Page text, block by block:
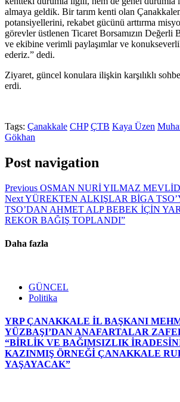
almaya geldik. Bir tarım kenti olan
potansiyellerini, rekabet gücünü arttırma
görevler üstlenen Ticaret Borsamızın Değerli
ve ekibine verimli paylaşımlar ve
ederiz.” dedi.
Ziyaret, güncel konulara ilişkin karşılıklı
erdi.
Tags: Çanakkale CHP ÇTB Kaya Üzen
Gökhan
Post navigation
Previous OSMAN NURİ YILMAZ
NextYÜREKTEN ALKIŞLAR BİGA
TSO’DAN AHMET ALP BEBEK İÇİN
REKOR BAĞIŞ TOPLANDI”
Daha fazla
GÜNCEL
Politika
YRP ÇANAKKALE İL BAŞKANI
YÜZBAŞI’DAN ANAFARTALAR
“BİRLİK VE BAĞIMSIZLIK
KAZINMIŞ ÖRNEĞİ ÇANAKKALE
YAŞAYACAK”